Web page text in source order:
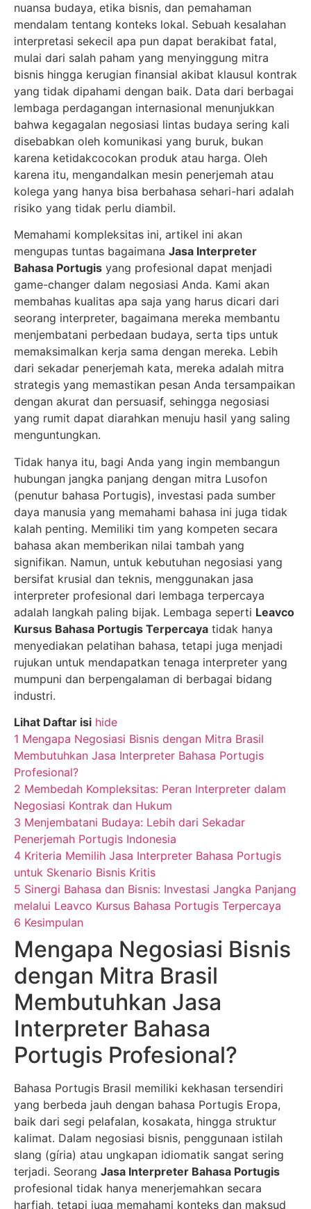
nuansa budaya, etika bisnis, dan pemahaman
mendalam tentang konteks lokal. Sebuah kesalahan
interpretasi sekecil apa pun dapat berakibat fatal,
mulai dari salah paham yang menyinggung mitra
bisnis hingga kerugian finansial akibat klausul kontrak
yang tidak dipahami dengan baik. Data dari berbagai
lembaga perdagangan internasional menunjukkan
bahwa kegagalan negosiasi lintas budaya sering kali
disebabkan oleh komunikasi yang buruk, bukan
karena ketidakcocokan produk atau harga. Oleh
karena itu, mengandalkan mesin penerjemah atau
kolega yang hanya bisa berbahasa sehari-hari adalah
risiko yang tidak perlu diambil.
Memahami kompleksitas ini, artikel ini akan
mengupas tuntas bagaimana Jasa Interpreter
Bahasa Portugis yang profesional dapat menjadi
game-changer dalam negosiasi Anda. Kami akan
membahas kualitas apa saja yang harus dicari dari
seorang interpreter, bagaimana mereka membantu
menjembatani perbedaan budaya, serta tips untuk
memaksimalkan kerja sama dengan mereka. Lebih
dari sekadar penerjemah kata, mereka adalah mitra
strategis yang memastikan pesan Anda tersampaikan
dengan akurat dan persuasif, sehingga negosiasi
yang rumit dapat diarahkan menuju hasil yang saling
menguntungkan.
Tidak hanya itu, bagi Anda yang ingin membangun
hubungan jangka panjang dengan mitra Lusofon
(penutur bahasa Portugis), investasi pada sumber
daya manusia yang memahami bahasa ini juga tidak
kalah penting. Memiliki tim yang kompeten secara
bahasa akan memberikan nilai tambah yang
signifikan. Namun, untuk kebutuhan negosiasi yang
bersifat krusial dan teknis, menggunakan jasa
interpreter profesional dari lembaga terpercaya
adalah langkah paling bijak. Lembaga seperti Leavco
Kursus Bahasa Portugis Terpercaya tidak hanya
menyediakan pelatihan bahasa, tetapi juga menjadi
rujukan untuk mendapatkan tenaga interpreter yang
mumpuni dan berpengalaman di berbagai bidang
industri.
Lihat Daftar isi hide
1 Mengapa Negosiasi Bisnis dengan Mitra Brasil
Membutuhkan Jasa Interpreter Bahasa Portugis
Profesional?
2 Membedah Kompleksitas: Peran Interpreter dalam
Negosiasi Kontrak dan Hukum
3 Menjembatani Budaya: Lebih dari Sekadar
Penerjemah Portugis Indonesia
4 Kriteria Memilih Jasa Interpreter Bahasa Portugis
untuk Skenario Bisnis Kritis
5 Sinergi Bahasa dan Bisnis: Investasi Jangka Panjang
melalui Leavco Kursus Bahasa Portugis Terpercaya
6 Kesimpulan
Mengapa Negosiasi Bisnis
dengan Mitra Brasil
Membutuhkan Jasa
Interpreter Bahasa
Portugis Profesional?
Bahasa Portugis Brasil memiliki kekhasan tersendiri
yang berbeda jauh dengan bahasa Portugis Eropa,
baik dari segi pelafalan, kosakata, hingga struktur
kalimat. Dalam negosiasi bisnis, penggunaan istilah
slang (gíria) atau ungkapan idiomatik sangat sering
terjadi. Seorang Jasa Interpreter Bahasa Portugis
profesional tidak hanya menerjemahkan secara
harfiah, tetapi juga memahami konteks dan maksud